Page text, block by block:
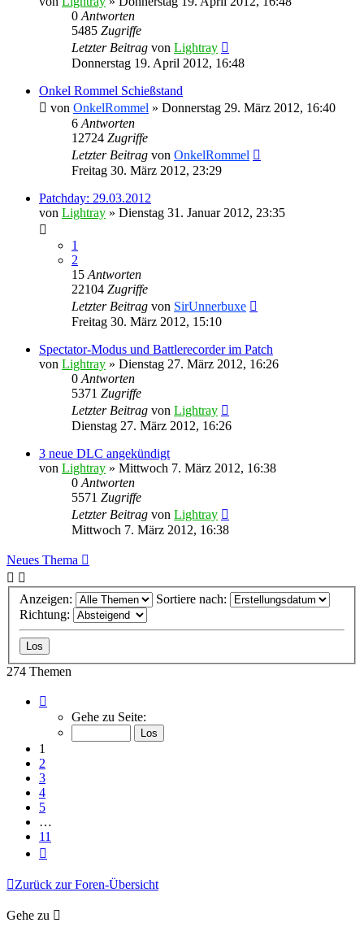
0 Antworten
5485 Zugriffe
Letzter Beitrag von Lightray
Donnerstag 19. April 2012, 16:48
Onkel Rommel Schießstand
von OnkelRommel » Donnerstag 29. März 2012, 16:40
6 Antworten
12724 Zugriffe
Letzter Beitrag von OnkelRommel
Freitag 30. März 2012, 23:29
Patchday: 29.03.2012
von Lightray » Dienstag 31. Januar 2012, 23:35
1
2
15 Antworten
22104 Zugriffe
Letzter Beitrag von SirUnnerbuxe
Freitag 30. März 2012, 15:10
Spectator-Modus und Battlerecorder im Patch
von Lightray » Dienstag 27. März 2012, 16:26
0 Antworten
5371 Zugriffe
Letzter Beitrag von Lightray
Dienstag 27. März 2012, 16:26
3 neue DLC angekündigt
von Lightray » Mittwoch 7. März 2012, 16:38
0 Antworten
5571 Zugriffe
Letzter Beitrag von Lightray
Mittwoch 7. März 2012, 16:38
Neues Thema
Anzeigen:
Sortiere nach:
Richtung:
274 Themen
von
Gehe zu Seite:
1
2
3
4
5
…
11
Zurück zur Foren-Übersicht
Gehe zu